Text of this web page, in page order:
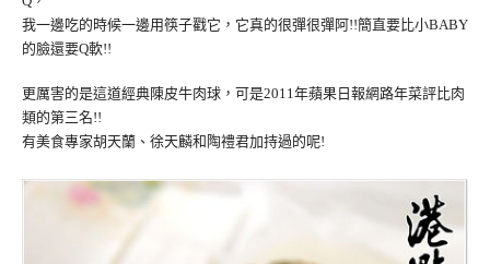
我一邊吃的時候一邊用筷子戳它，它真的很彈很彈阿!!簡直要比小BABY
的臉還要Q軟!!
更厲害的是這道經典陳皮牛肉球，可是2011年蘋果日報網路年菜評比肉
類的第三名!!
有美食專家胡天蘭、徐天麟和陶禮君加持過的呢!